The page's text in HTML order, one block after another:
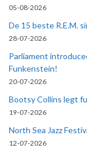
05-08-2026
De 15 beste R.E.M.
28-07-2026
Parliament
Funkenstein!
20-07-2026
Bootsy Collins legt
19-07-2026
North Sea Jazz
12-07-2026